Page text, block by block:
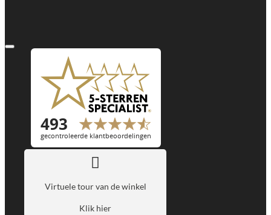
Virtuele tour van de winkel
Klik hier